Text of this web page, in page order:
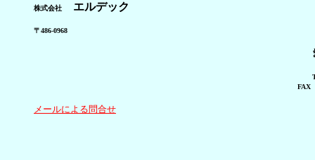
株式会社 エルデック
〒486-0968
メールによる問合せ